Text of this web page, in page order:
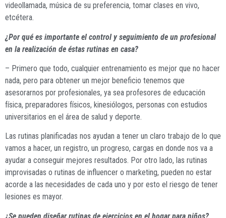
videollamada, música de su preferencia, tomar clases en vivo,
etcétera.
¿Por qué es importante el control y seguimiento de un profesional
en la realización de éstas rutinas en casa?
– Primero que todo, cualquier entrenamiento es mejor que no hacer
nada, pero para obtener un mejor beneficio tenemos que
asesorarnos por profesionales, ya sea profesores de educación
física, preparadores físicos, kinesiólogos, personas con estudios
universitarios en el área de salud y deporte.
Las rutinas planificadas nos ayudan a tener un claro trabajo de lo que
vamos a hacer, un registro, un progreso, cargas en donde nos va a
ayudar a conseguir mejores resultados. Por otro lado, las rutinas
improvisadas o rutinas de influencer o marketing, pueden no estar
acorde a las necesidades de cada uno y por esto el riesgo de tener
lesiones es mayor.